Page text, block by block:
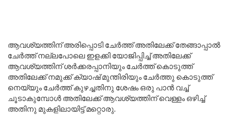
ആവശ്യത്തിന് അരിപ്പൊടി ചേർത്ത് അതിലേക്ക് തേങ്ങാപ്പാൽ
ചേർത്ത് നല്ലപോലെ ഇളക്കി യോജിപ്പിച്ച് അതിലേക്ക്
ആവശ്യത്തിന് ശർക്കരപ്പാനിയും ചേർത്ത് കൊടുത്ത്
അതിലേക്ക് നമുക്ക് ക്യാഷ് മുന്തിരിയും ചേർത്തു കൊടുത്ത്
നെയ്യും ചേർത്ത് കുഴച്ചതിനു ശേഷം ഒരു പാൻ വച്ച്
ചൂടാകുമ്പോൾ അതിലേക്ക് ആവശ്യത്തിന് വെള്ളം ഒഴിച്ച്
അതിനു മുകളിലായിട്ട് മറ്റൊരു.